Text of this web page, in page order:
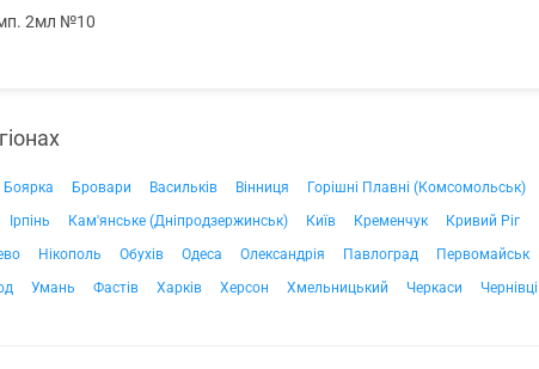
2мл №10
Боярка Бровари Васильків Вінниця Горішні Плавні (Комсомольськ)
Ірпінь Кам'янське (Дніпродзержинськ) Київ Кременчук Кривий Ріг
Нікополь Обухів Одеса Олександрія Павлоград Первомайськ
Умань Фастів Харків Херсон Хмельницький Черкаси Чернівці